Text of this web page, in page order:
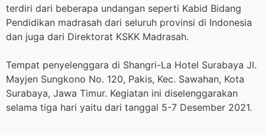
terdiri dari beberapa undangan seperti Kabid Bidang
Pendidikan madrasah dari seluruh provinsi di Indonesia
dan juga dari Direktorat KSKK Madrasah.
Tempat penyelenggara di Shangri-La Hotel Surabaya Jl.
Mayjen Sungkono No. 120, Pakis, Kec. Sawahan, Kota
Surabaya, Jawa Timur. Kegiatan ini diselenggarakan
selama tiga hari yaitu dari tanggal 5-7 Desember 2021.